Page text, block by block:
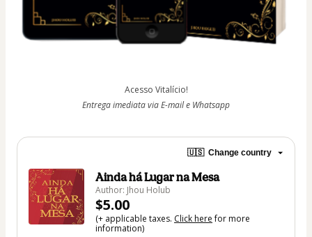
Acesso Vitalício!
Entrega imediata via E-mail e Whatsapp
🇺🇸 Change country
Ainda há Lugar na Mesa
Author: Jhou Holub
$5.00
(+ applicable taxes. Click herefor more
information)